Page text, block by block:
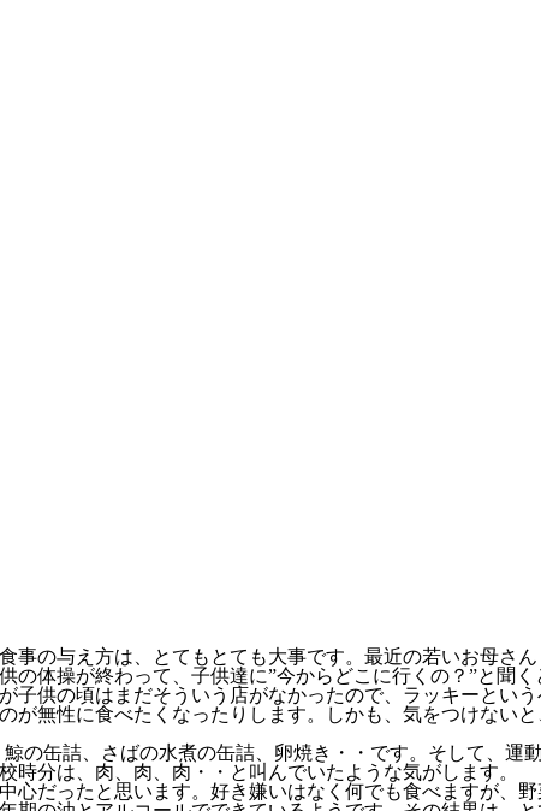
の与え方は、とてもとても大事です。最近の若いお母さ
体操が終わって、子供達に”今からどこに行くの？”と聞
子供の頃はまだそういう店がなかったので、ラッキーとい
無性に食べたくなったりします。しかも、気をつけない
の缶詰、さばの水煮の缶詰、卵焼き・・です。そして、運
分は、肉、肉、肉・・と叫んでいたような気がします。
だったと思います。好き嫌いはなく何でも食べますが、